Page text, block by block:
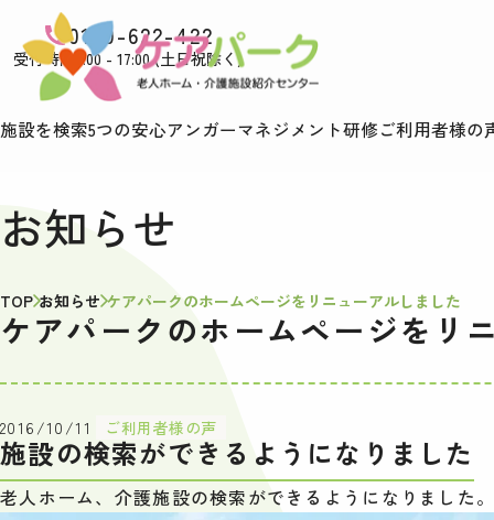
0120-622-422
受付時間9:00 - 17:00 (土日祝除く)
施設を検索5つの安心アンガーマネジメント研修ご利用者様の
お知らせ
TOP お知らせ ケアパークのホームページをリニューアルしました
ケアパークのホームページをリ
2016/10/11 ご利用者様の声
施設の検索ができるようになりました
老人ホーム、介護施設の検索ができるようになりました